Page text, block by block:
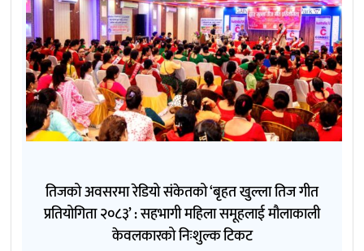
तिजको अवसरमा रेडियो संकेतको ‘बृहत खुल्ला तिज गीत
प्रतियोगिता २०८३’ : सहभागी महिला समूहलाई मौलाकाली
केवलकारको निःशुल्क टिकट